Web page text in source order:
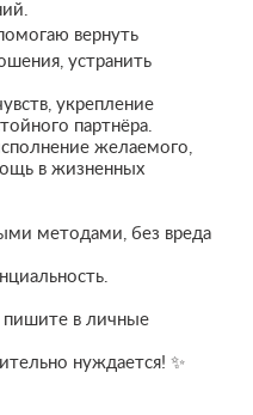
вернуть
устранить
укрепление
партнёра.
желаемого,
в жизненных
методами, без вреда
пишите в личные
нуждается! ✨